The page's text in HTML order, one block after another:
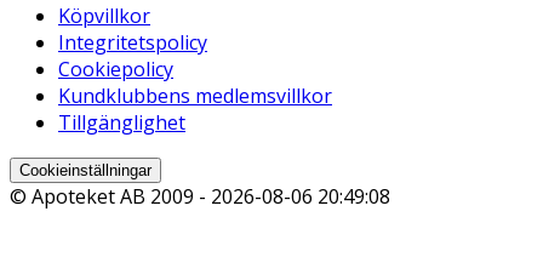
Köpvillkor
Integritetspolicy
Cookiepolicy
Kundklubbens medlemsvillkor
Tillgänglighet
Cookieinställningar
© Apoteket AB 2009 - 2026-08-06 20:49:08